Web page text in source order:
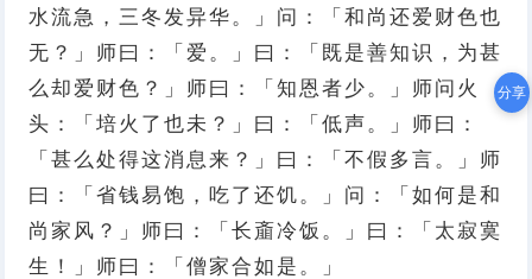
水流急，三冬发异华。」问：「和尚还爱财色也
无？」师曰：「爱。」曰：「既是善知识，为甚
么却爱财色？」师曰：「知恩者少。」师问火
头：「培火了也未？」曰：「低声。」师曰：
「甚么处得这消息来？」曰：「不假多言。」师
曰：「省钱易饱，吃了还饥。」问：「如何是和
尚家风？」师曰：「长齑冷饭。」曰：「太寂寞
生！」师曰：「僧家合如是。」
分享